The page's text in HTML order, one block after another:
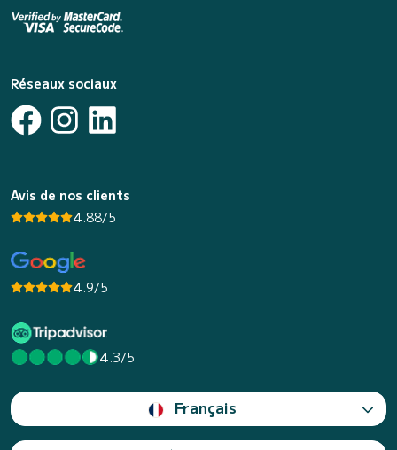
Réseaux sociaux
Avis de nos clients
4.88/5
4.9/5
4.3/5
Français